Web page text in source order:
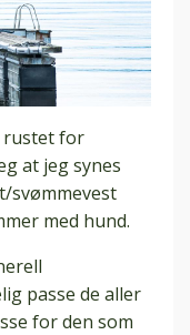
rustet for
at jeg synes
svømmevest
med hund.
passe de aller
for den som